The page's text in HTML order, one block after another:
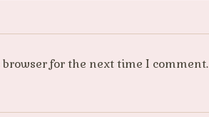
for the next time I comment.